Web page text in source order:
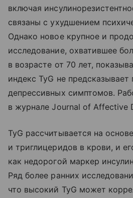
включая
связаны с ухудшением
Однако новое крупное и
исследование, охватившее
в возрасте от 70 лет,
индекс TyG не предсказывает
депрессивных симптомов.
в журнале Journal of Affective
TyG рассчитывается на
и триглицеридов в крови, и
как недорогой маркер
Ряд более ранних
что высокий TyG может